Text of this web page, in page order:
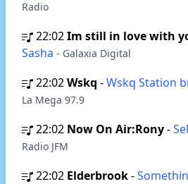
Radio
22:02Im still in love with
Sasha - Galaxia Digital
22:02Wskq -Wskq Station
La Mega 97.9
22:02 Now On Air:Rony-
Radio JFM
22:02 Elderbrook-